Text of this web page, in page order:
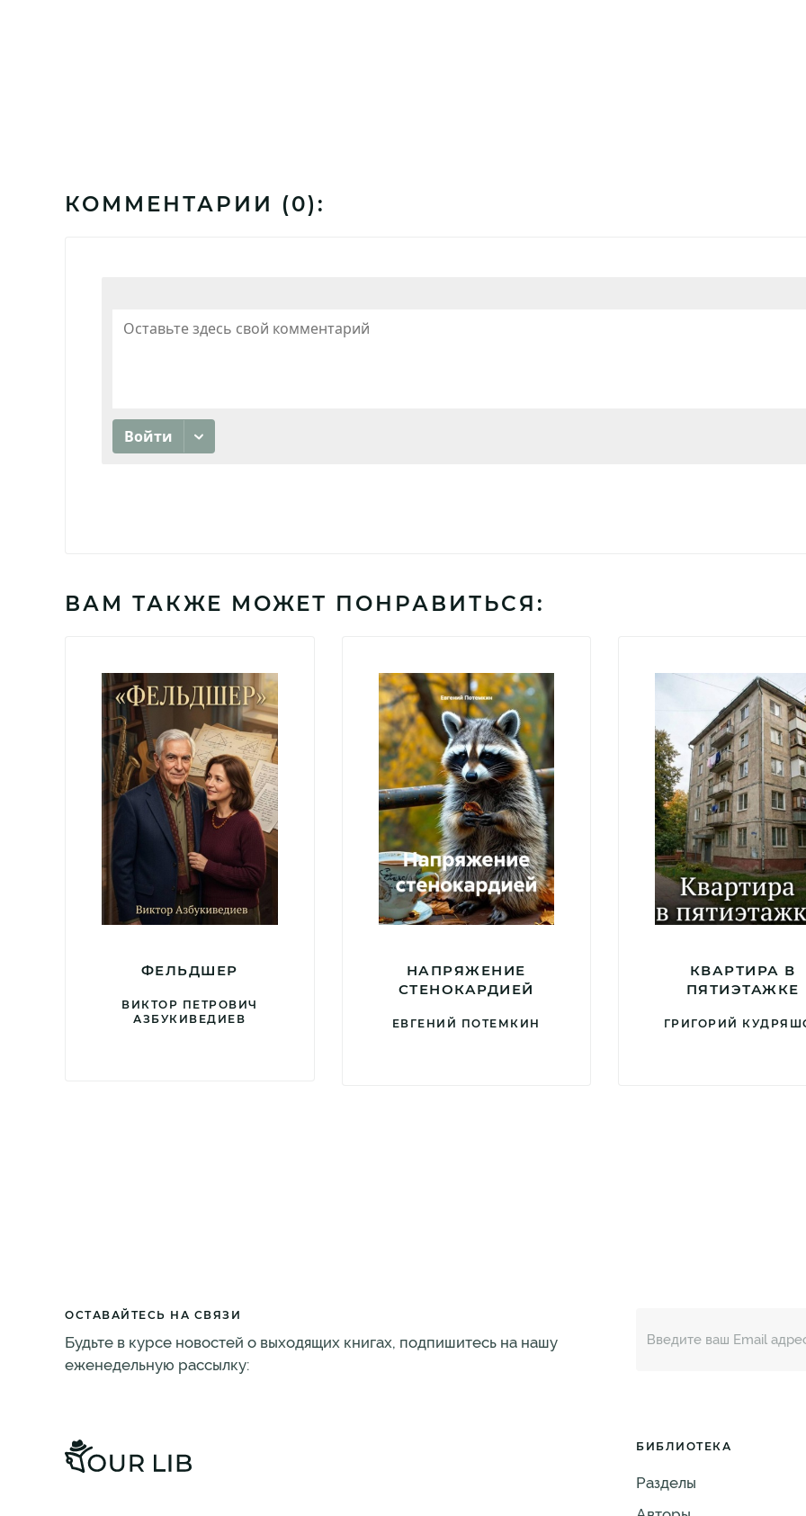
КОММЕНТАРИИ (0):
ВАМ ТАКЖЕ МОЖЕТ ПОНРАВИТЬСЯ:
ФЕЛЬДШЕР
ВИКТОР ПЕТРОВИЧ
АЗБУКИВЕДИЕВ
НАПРЯЖЕНИЕ
СТЕНОКАРДИЕЙ
ЕВГЕНИЙ ПОТЕМКИН
КВАРТИРА В
ПЯТИЭТАЖКЕ
ГРИГОРИЙ
ОСТАВАЙТЕСЬ НА СВЯЗИ
Будьте в курсе новостей о выходящих книгах, подпишитесь на нашу
еженедельную рассылку:
БИБЛИОТЕКА
Разделы